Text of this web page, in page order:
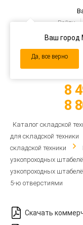
Ваш город
Да, все верно
Войти
navigation
8
8
Каталог складской
для складской техники
складской техники
узкопроходных
узкопроходных
5-ю отверстиями
Скачать